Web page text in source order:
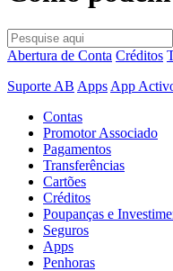
Abertura de Conta Créditos
Suporte AB Apps App
Contas
Promotor Associado
Pagamentos
Transferências
Cartões
Créditos
Poupanças e
Seguros
Apps
Penhoras